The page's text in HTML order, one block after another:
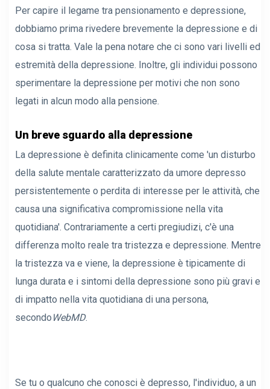
Per capire il legame tra pensionamento e depressione,
dobbiamo prima rivedere brevemente la depressione e di
cosa si tratta. Vale la pena notare che ci sono vari livelli ed
estremità della depressione. Inoltre, gli individui possono
sperimentare la depressione per motivi che non sono
legati in alcun modo alla pensione.
Un breve sguardo alla depressione
La depressione è definita clinicamente come 'un disturbo
della salute mentale caratterizzato da umore depresso
persistentemente o perdita di interesse per le attività, che
causa una significativa compromissione nella vita
quotidiana'. Contrariamente a certi pregiudizi, c'è una
differenza molto reale tra tristezza e depressione. Mentre
la tristezza va e viene, la depressione è tipicamente di
lunga durata e i sintomi della depressione sono più gravi e
di impatto nella vita quotidiana di una persona,
secondo WebMD.
Se tu o qualcuno che conosci è depresso, l'individuo, a un